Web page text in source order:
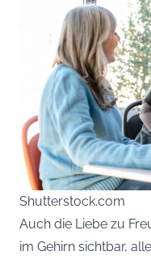
Shutterstock.com
Auch die Liebe zu
im Gehirn sichtbar,